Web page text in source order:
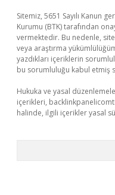
Sitemiz, 5651 Sayılı Kanun
Kurumu (BTK) tarafından
vermektedir. Bu nedenle,
veya araştırma
yazdıkları içeriklerin
bu sorumluluğu kabul etmiş
Hukuka ve yasal
içerikleri,
halinde, ilgili içerikler yasal